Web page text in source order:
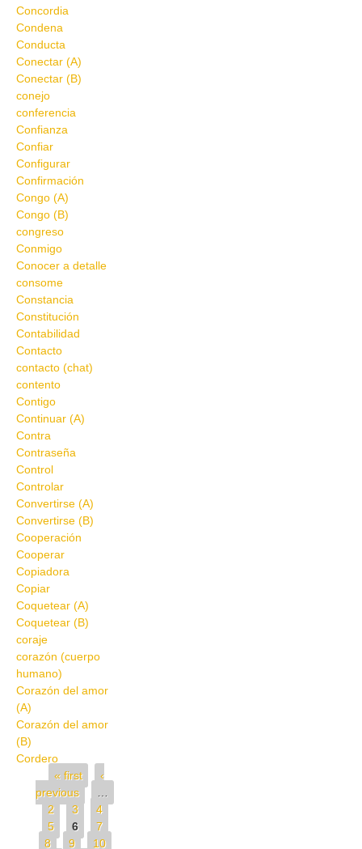
Concordia
Condena
Conducta
Conectar (A)
Conectar (B)
conejo
conferencia
Confianza
Confiar
Configurar
Confirmación
Congo (A)
Congo (B)
congreso
Conmigo
Conocer a detalle
consome
Constancia
Constitución
Contabilidad
Contacto
contacto (chat)
contento
Contigo
Continuar (A)
Contra
Contraseña
Control
Controlar
Convertirse (A)
Convertirse (B)
Cooperación
Cooperar
Copiadora
Copiar
Coquetear (A)
Coquetear (B)
coraje
corazón (cuerpo
humano)
Corazón del amor
(A)
Corazón del amor
(B)
Cordero
Pages
« first
‹
previous
2
3
4
5
6
7
8
9
10